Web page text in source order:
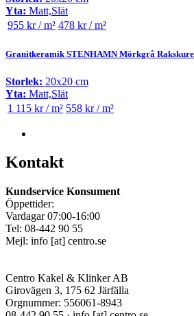
Yta: Matt,Slät
955 kr / m² 478 kr / m²
Granitkeramik STENHAMN Mörkgrå
Storlek: 20x20 cm
Yta: Matt,Slät
1 115 kr / m² 558 kr / m²
Kontakt
Kundservice Konsument
Öppettider:
Vardagar 07:00-16:00
Tel: 08-442 90 55
Mejl: info [at] centro.se
Centro Kakel & Klinker AB
Girovägen 3, 175 62 Järfälla
Orgnummer: 556061-8943